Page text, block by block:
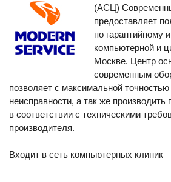
(АСЦ)
предоставляет
по гарантийному
компьютерной и
Москве. Центр
современным
позволяет с максимальной точностью
неисправности, а так же производить
в соответствии с техническими
производителя.